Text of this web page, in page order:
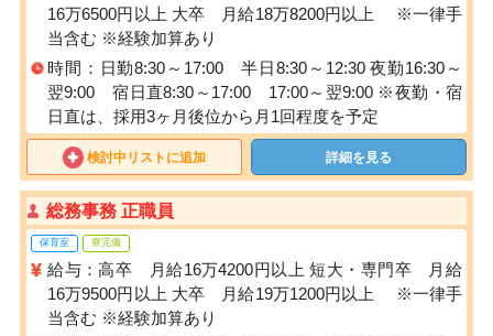
16万6500円以上 大卒 月給18万8200円以上 ※一律手
当含む ※経験加算あり
時間：日勤8:30～17:00 半日8:30～12:30 夜勤16:30～
翌9:00 宿日直8:30～17:00 17:00～翌9:00 ※夜勤・宿
日直は、採用3ヶ月後位から月1回程度を予定
検討中リストに追加 詳細を見る
総務事務 正職員
保育室 寮完備
給与：高卒 月給16万4200円以上 短大・専門卒 月給
16万9500円以上 大卒 月給19万1200円以上 ※一律手
当含む ※経験加算あり